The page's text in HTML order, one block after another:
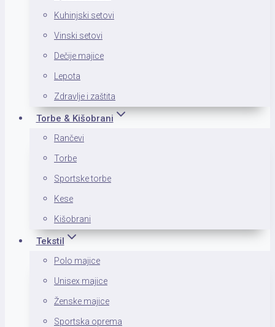
Kuhinjski setovi
Vinski setovi
Dečije majice
Lepota
Zdravlje i zaštita
Torbe & Kišobrani
Rančevi
Torbe
Sportske torbe
Kese
Kišobrani
Tekstil
Polo majice
Unisex majice
Ženske majice
Sportska oprema